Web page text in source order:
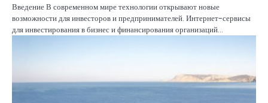
Введение В современном мире технологии открывают новые
возможности для инвесторов и предпринимателей. Интернет-сервисы
для инвестирования в бизнес и финансирования организаций…